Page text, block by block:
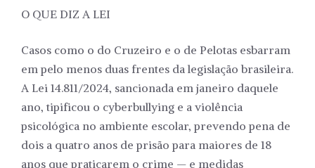
O QUE DIZ A LEI
Casos como o do Cruzeiro e o de Pelotas esbarram
em pelo menos duas frentes da legislação brasileira.
A Lei 14.811/2024, sancionada em janeiro daquele
ano, tipificou o cyberbullying e a violência
psicológica no ambiente escolar, prevendo pena de
dois a quatro anos de prisão para maiores de 18
anos que praticarem o crime — e medidas